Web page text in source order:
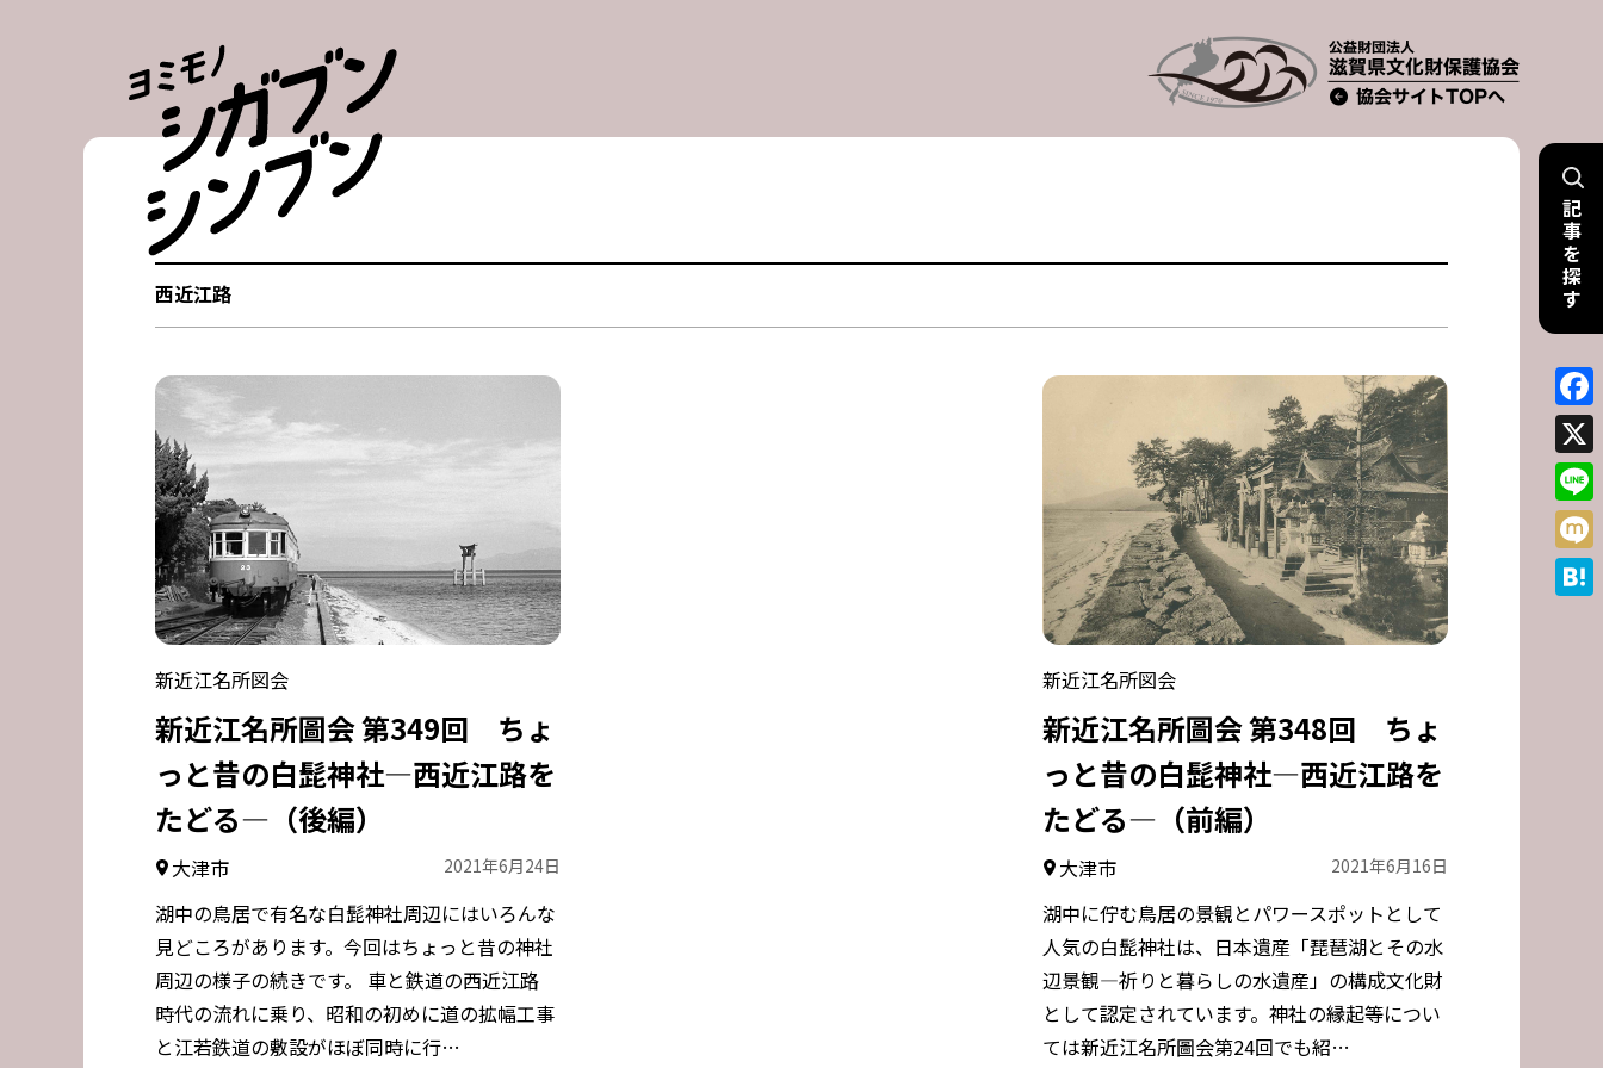
記
事
を
探
す
西近江路
新近江名所図会
新近江名所圖会 第349回 ちょ
っと昔の白髭神社―西近江路を
たどる―（後編）
大津市 2021年6月24日
湖中の鳥居で有名な白髭神社周辺にはいろんな
見どころがあります。今回はちょっと昔の神社
周辺の様子の続きです。 車と鉄道の西近江路
時代の流れに乗り、昭和の初めに道の拡幅工事
と江若鉄道の敷設がほぼ同時に行…
新近江名所図会
新近江名所圖会 第348回 ちょ
っと昔の白髭神社―西近江路を
たどる―（前編）
大津市 2021年6月16日
湖中に佇む鳥居の景観とパワースポットとして
人気の白髭神社は、日本遺産「琵琶湖とその水
辺景観―祈りと暮らしの水遺産」の構成文化財
として認定されています。神社の縁起等につい
ては新近江名所圖会第24回でも紹…
X
Line
Mixi